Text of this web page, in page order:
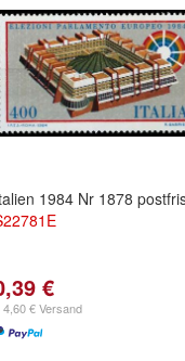
1984 Nr 1878
€
4,60 € Versand